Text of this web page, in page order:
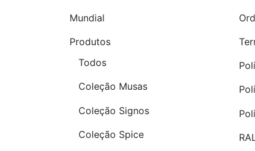
Mundial
Produtos
Todos
Coleção Musas
Coleção Signos
Coleção Spice